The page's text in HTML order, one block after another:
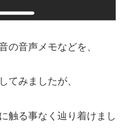
の音声メモなどを、
てみましたが、
触る事なく辿り着けまし